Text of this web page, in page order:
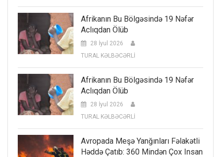
Afrikanın Bu Bölgəsində 19 Nəfər
Aclıqdan Ölüb
28 İyul 2026
TURAL KƏLBƏCƏRLİ
Afrikanın Bu Bölgəsində 19 Nəfər
Aclıqdan Ölüb
28 İyul 2026
TURAL KƏLBƏCƏRLİ
Avropada Meşə Yanğınları Fəlakətli
Həddə Çatıb: 360 Mindən Çox Insan